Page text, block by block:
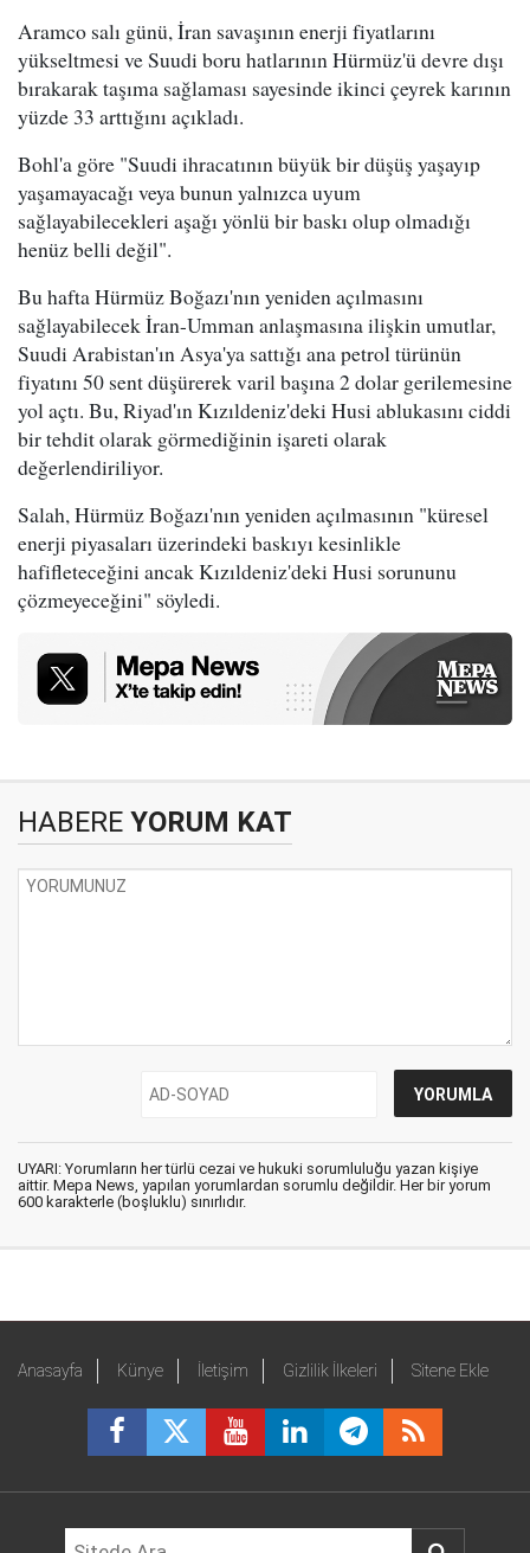
Aramco salı günü, İran savaşının enerji fiyatlarını
yükseltmesi ve Suudi boru hatlarının Hürmüz'ü devre dışı
bırakarak taşıma sağlaması sayesinde ikinci çeyrek karının
yüzde 33 arttığını açıkladı.
Bohl'a göre "Suudi ihracatının büyük bir düşüş yaşayıp
yaşamayacağı veya bunun yalnızca uyum
sağlayabilecekleri aşağı yönlü bir baskı olup olmadığı
henüz belli değil".
Bu hafta Hürmüz Boğazı'nın yeniden açılmasını
sağlayabilecek İran-Umman anlaşmasına ilişkin umutlar,
Suudi Arabistan'ın Asya'ya sattığı ana petrol türünün
fiyatını 50 sent düşürerek varil başına 2 dolar gerilemesine
yol açtı. Bu, Riyad'ın Kızıldeniz'deki Husi ablukasını ciddi
bir tehdit olarak görmediğinin işareti olarak
değerlendiriliyor.
Salah, Hürmüz Boğazı'nın yeniden açılmasının "küresel
enerji piyasaları üzerindeki baskıyı kesinlikle
hafifleteceğini ancak Kızıldeniz'deki Husi sorununu
çözmeyeceğini" söyledi.
HABERE YORUM KAT
UYARI: Yorumların her türlü cezai ve hukuki sorumluluğu yazan kişiye
aittir. Mepa News, yapılan yorumlardan sorumlu değildir. Her bir yorum
600 karakterle (boşluklu) sınırlıdır.
Anasayfa Künye İletişim Gizlilik İlkeleri Sitene Ekle